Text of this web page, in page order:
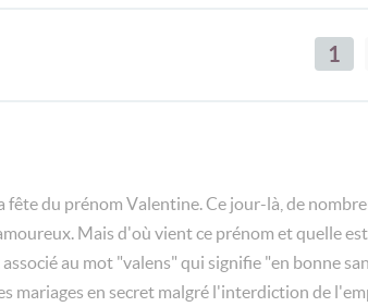
1
fête du prénom Valentine. Ce jour-là, de
Mais d'où vient ce prénom et quelle
au mot "valens" qui signifie "en bonne
mariages en secret malgré l'interdiction de